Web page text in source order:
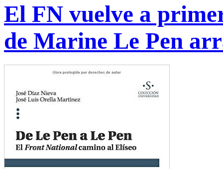
El FN vuelve a
de Marine Le Pen